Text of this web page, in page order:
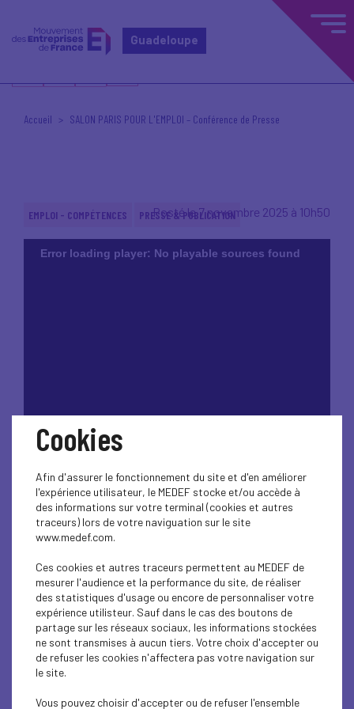
Guadeloupe
Accueil SALON PARIS POUR L'EMPLOI – Conférence de Presse
EMPLOI - COMPÉTENCES PRESSE & PUBLICATION
Posté le 7 novembre 2025 à 10h50
Error loading player: No playable sources found
SALON PARIS POUR
L'EMPLOI – Conférence
de Presse
L’UDE-MEDEF Guadeloupe a organisé une conférence
de presse au sein de la Maison de Guadeloupe, en
présence dumaire de Sainte-Rose, Adrien Baron, pour
présenter la participation de la Guadeloupe au Salon Paris
pour l’Emploi.
Cookies
Afin d'assurer le fonctionnement du site et d'en améliorer
l'expérience utilisateur, le MEDEF stocke et/ou accède à
des informations sur votre terminal (cookies et autres
traceurs) lors de votre naviguation sur le site
www.medef.com.
Ces cookies et autres traceurs permettent au MEDEF de
mesurer l'audience et la performance du site, de réaliser
des statistiques d'usage ou encore de personnaliser votre
expérience utilisteur. Sauf dans le cas des boutons de
partage sur les réseaux sociaux, les informations stockées
ne sont transmises à aucun tiers. Votre choix d'accepter ou
de refuser les cookies n'affectera pas votre navigation sur
le site.
Vous pouvez choisir d'accepter ou de refuser l'ensemble